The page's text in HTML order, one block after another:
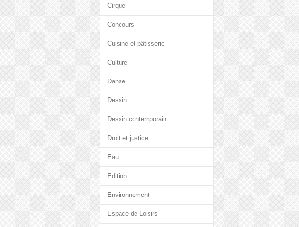
Cirque
Concours
Cuisine et pâtisserie
Culture
Danse
Dessin
Dessin contemporain
Droit et justice
Eau
Edition
Environnement
Espace de Loisirs